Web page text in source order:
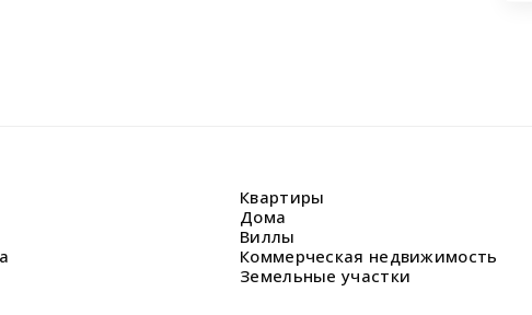
Квартиры
Дома
Виллы
Коммерческая недвижимость
Земельные участки